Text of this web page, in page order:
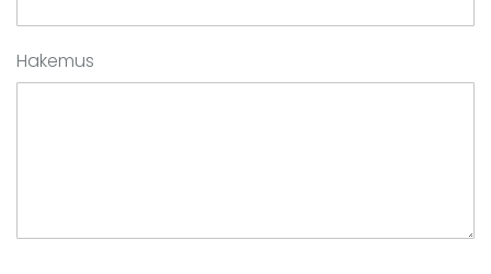
Hakemus